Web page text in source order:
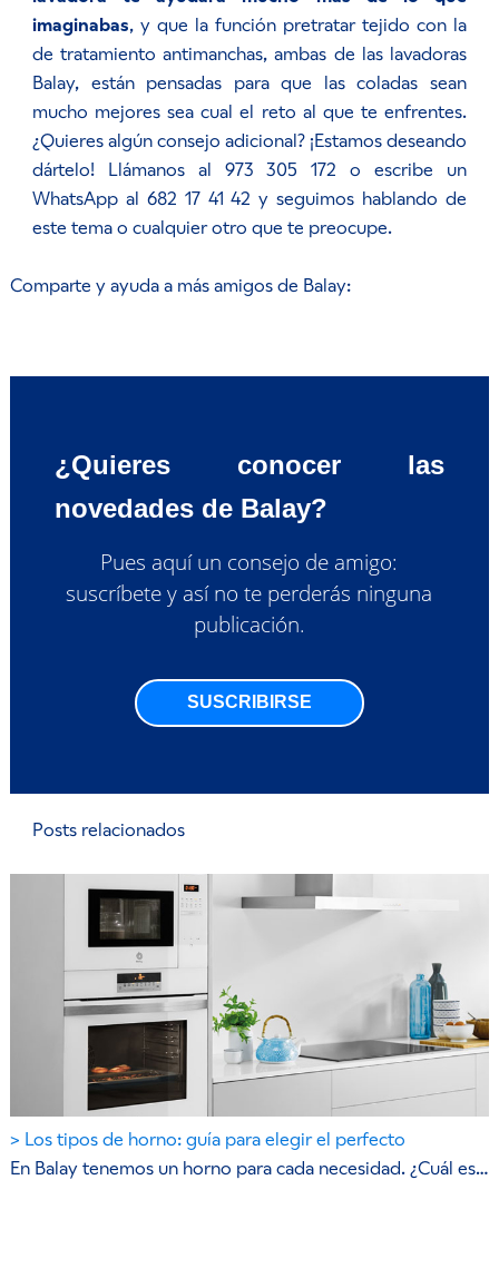
imaginabas, y que la función pretratar tejido con la
de tratamiento antimanchas, ambas de las lavadoras
Balay, están pensadas para que las coladas sean
mucho mejores sea cual el reto al que te enfrentes.
¿Quieres algún consejo adicional? ¡Estamos deseando
dártelo! Llámanos al 973 305 172 o escribe un
WhatsApp al 682 17 41 42 y seguimos hablando de
este tema o cualquier otro que te preocupe.
Comparte y ayuda a más amigos de Balay:
¿Quieres conocer las
novedades de Balay?
Pues aquí un consejo de amigo:
suscríbete y así no te perderás ninguna
publicación.
SUSCRIBIRSE
Posts relacionados
Los tipos de horno: guía para elegir el perfecto
En Balay tenemos un horno para cada necesidad. ¿Cuál es…